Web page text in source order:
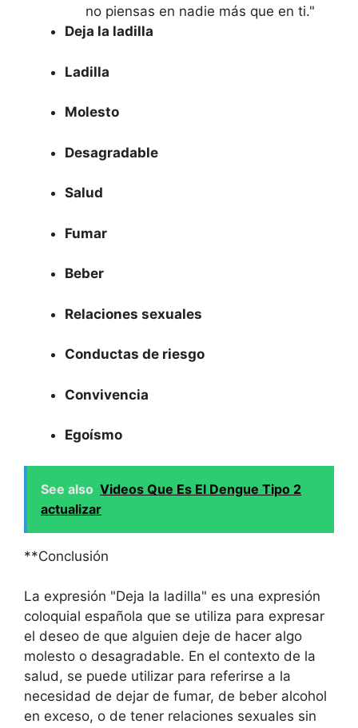
no piensas en nadie más que en ti."
Deja la ladilla
Ladilla
Molesto
Desagradable
Salud
Fumar
Beber
Relaciones sexuales
Conductas de riesgo
Convivencia
Egoísmo
See also Videos Que Es El Dengue Tipo 2
actualizar
**Conclusión
La expresión "Deja la ladilla" es una expresión
coloquial española que se utiliza para expresar
el deseo de que alguien deje de hacer algo
molesto o desagradable. En el contexto de la
salud, se puede utilizar para referirse a la
necesidad de dejar de fumar, de beber alcohol
en exceso, o de tener relaciones sexuales sin